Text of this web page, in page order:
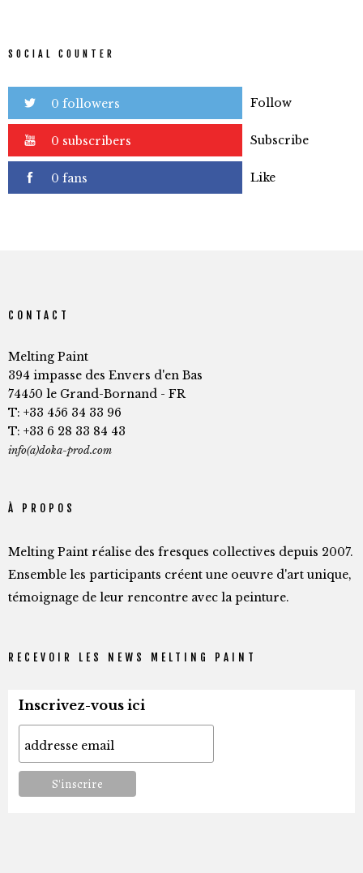
SOCIAL COUNTER
0 followers Follow
0 subscribers Subscribe
0 fans Like
CONTACT
Melting Paint
394 impasse des Envers d'en Bas
74450 le Grand-Bornand - FR
T: +33 456 34 33 96
T: +33 6 28 33 84 43
info(a)doka-prod.com
À PROPOS
Melting Paint réalise des fresques collectives depuis 2007.
Ensemble les participants créent une oeuvre d'art unique,
témoignage de leur rencontre avec la peinture.
RECEVOIR LES NEWS MELTING PAINT
Inscrivez-vous ici